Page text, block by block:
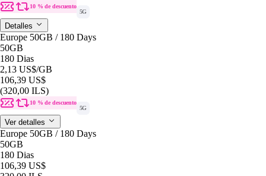
10 % de descuento
5G
Detalles
Europe 50GB / 180 Days
50GB
180 Dias
2,13 US$/GB
106,39 US$
(320,00 ILS)
10 % de descuento
5G
Ver detalles
Europe 50GB / 180 Days
50GB
180 Dias
106,39 US$